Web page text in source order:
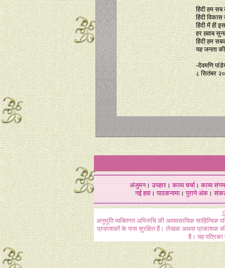
हिंदी हम
हिंदी
हिंदी में ही
हर ख़्वाब
हिंदी हम
यह जनता
-देवमणि
८ सितंबर
अंजुमन।उपहार।काव्य चर्चा।काव्य संगम
नई हवा। पाठकनामा। पुराने अंक।
अनुभूति व्यक्तिगत अभिरुचि की अव्यवसायिक
प्रकाशकों के पास सुरक्षित हैं। लेखक अथवा प्रकाशक की
है। यह पत्रिका